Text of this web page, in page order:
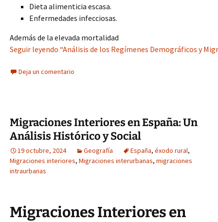
Dieta alimenticia escasa.
Enfermedades infecciosas.
Además de la elevada mortalidad
Seguir leyendo “Análisis de los Regímenes Demográficos y
Deja un comentario
Migraciones Interiores en España: Un
Análisis Histórico y Social
19 octubre, 2024 Geografía España, éxodo rural,
Migraciones interiores, Migraciones interurbanas, migraciones
intraurbanas
Migraciones Interiores en